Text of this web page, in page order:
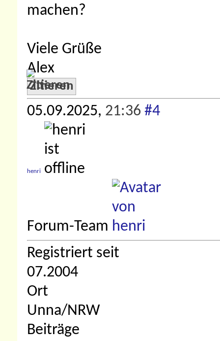
machen?
Viele Grüße
Alex
Zitieren
05.09.2025, 21:36 #4
henri
Forum-Team
Registriert seit
07.2004
Ort
Unna/NRW
Beiträge